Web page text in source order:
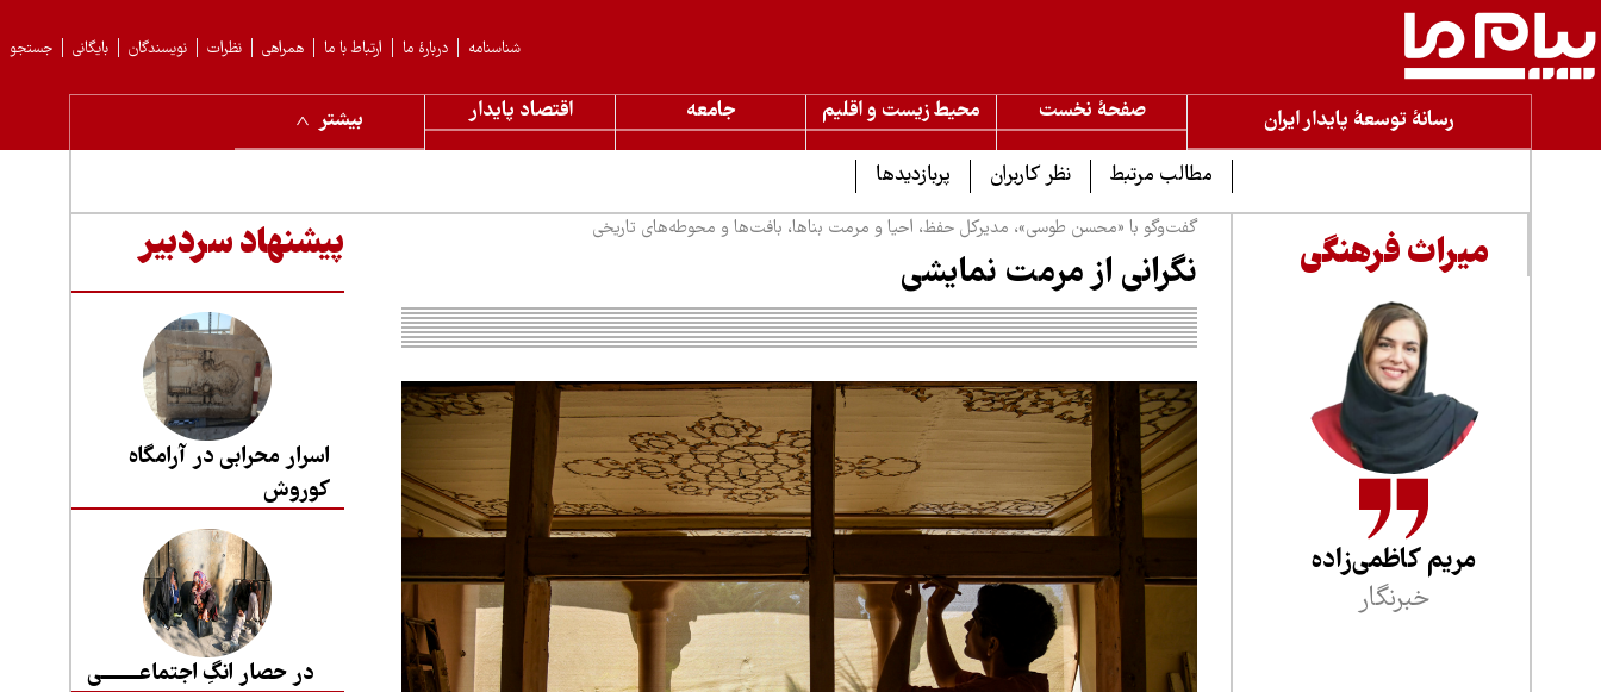
جستجو بایگانی نویسندگان نظرات همراهی ارتباط با ما دربارهٔ ما شناسنامه
رسانۀ توسعۀ پایدار ایران صفحۀ نخست محیط زیست و اقلیم جامعه اقتصاد پایدار
بیشتر
مطالب مرتبط
نظر کاربران پربازدیدها
میراث فرهنگی
مریم کاظمی‌زاده
خبرنگار
گفت‌وگو با «محسن طوسی»، مدیرکل حفظ، احیا و مرمت بناها، بافت‌ها و محوطه‌های تاریخی
نگرانی از مرمت نمایشی
پیشنهاد سردبیر
اسرار محرابی در آرامگاه
کوروش
در حصار انگِ اجتماعــــــــی